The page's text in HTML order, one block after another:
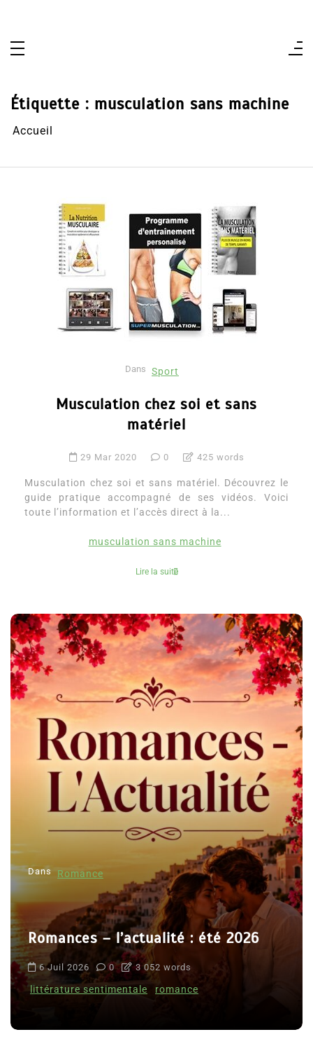
Étiquette : musculation sans machine
Accueil
Dans Sport
Musculation chez soi et sans
matériel
29 Mar 2020 0 425 words
Musculation chez soi et sans matériel. Découvrez le
guide pratique accompagné de ses vidéos. Voici
toute l’information et l’accès direct à la...
musculation sans machine
Lire la suite
Dans Romance
Romances – l’actualité : été 2026
6 Juil 2026 0 3 052 words
littérature sentimentale romance